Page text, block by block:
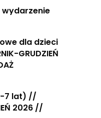
dla dzieci
GRUDZIEŃ
7 lat) //
2026 //